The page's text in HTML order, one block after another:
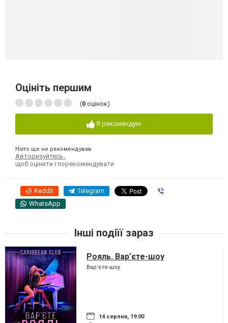
Оцініть першим
(0 оцінок)
Я рекомендую
Ніхто ще не рекомендував
Авторизуйтесь
щоб оцінити і порекомендувати
Reddit Telegram
WhatsApp
Інші подіїї зараз
Рояль. Вар’єте-шоу
Вар’єте-шоу
14 серпня, 19:00